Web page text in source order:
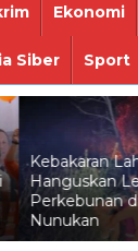
Ekonomi
Siber Sport
Bupati
SDN 01
Kasus
Penganiayaan